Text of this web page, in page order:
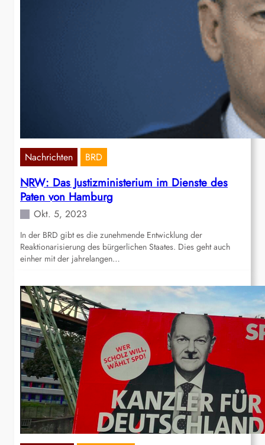
Nachrichten BRD
NRW: Das Justizministerium im Dienste des
Paten von Hamburg
Okt. 5, 2023
In der BRD gibt es die zunehmende Entwicklung der
Reaktionarisierung des bürgerlichen Staates. Dies geht auch
einher mit der jahrelangen…